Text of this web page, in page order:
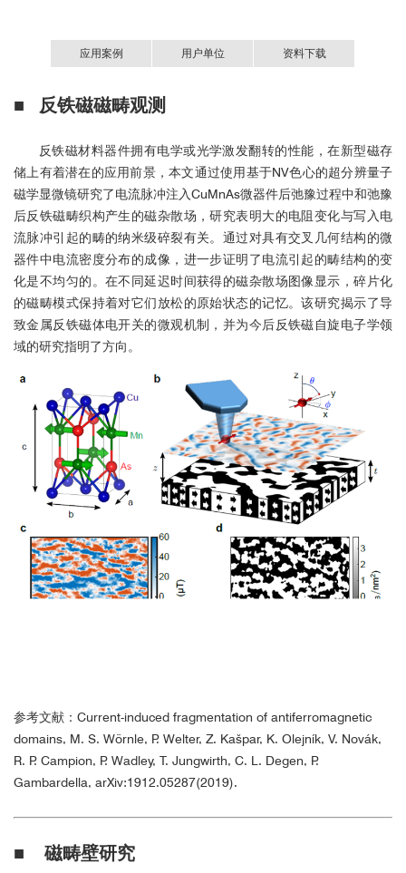
应用案例 用户单位 资料下载
■ 反铁磁磁畴观测
反铁磁材料器件拥有电学或光学激发翻转的性能，在新型磁存
储上有着潜在的应用前景，本文通过使用基于NV色心的超分辨量子
磁学显微镜研究了电流脉冲注入CuMnAs微器件后弛豫过程中和弛豫
后反铁磁畴织构产生的磁杂散场，研究表明大的电阻变化与写入电
流脉冲引起的畴的纳米级碎裂有关。通过对具有交叉几何结构的微
器件中电流密度分布的成像，进一步证明了电流引起的畴结构的变
化是不均匀的。在不同延迟时间获得的磁杂散场图像显示，碎片化
的磁畴模式保持着对它们放松的原始状态的记忆。该研究揭示了导
致金属反铁磁体电开关的微观机制，并为今后反铁磁自旋电子学领
域的研究指明了方向。
参考文献：Current-induced fragmentation of antiferromagnetic
domains, M. S. Wörnle, P. Welter, Z. Kašpar, K. Olejník, V. Novák,
R. P. Campion, P. Wadley, T. Jungwirth, C. L. Degen, P.
Gambardella, arXiv:1912.05287(2019).
■ 磁畴壁研究
基于NV色心的超分辨量子磁学显微镜.pdf